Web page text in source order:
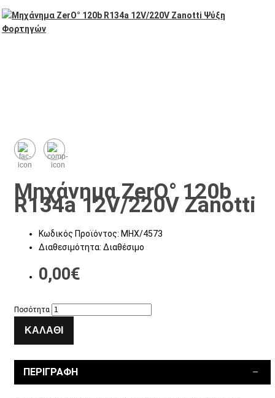
Μηχάνημα ZerΟ° 120b
R134a 12V/220V Zanotti
Κωδικός Προϊόντος: ΜΗΧ/4573
Διαθεσιμότητα: Διαθέσιμο
0,00€
Ποσότητα
ΚΑΛΆΘΙ
ΠΕΡΙΓΡΑΦΉ